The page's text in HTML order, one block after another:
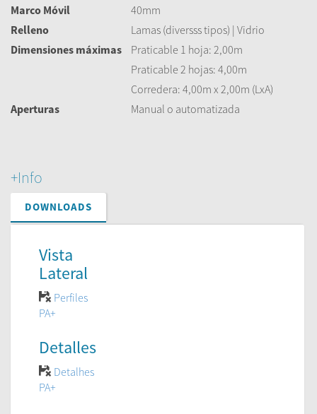
Marco Móvil
40mm
Relleno
Lamas (diversss tipos) | Vidrio
Dimensiones máximas
Praticable 1 hoja: 2,00m
Praticable 2 hojas: 4,00m
Corredera: 4,00m x 2,00m (LxA)
Aperturas
Manual o automatizada
+Info
DOWNLOADS
Vista
Lateral
Perfiles
PA+
Detalles
Detalhes
PA+